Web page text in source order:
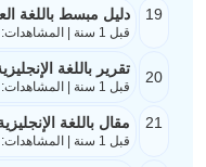
19 دليل مبسط باللغة
قبل 1 سنة | المشاهدات: 431 | الحجم: 345.5KB
20 تقرير باللغة
قبل 1 سنة | المشاهدات: 387 | الحجم: 1.7MB
21 مقال باللغة
قبل 1 سنة | المشاهدات: 378 | الحجم: 404KB